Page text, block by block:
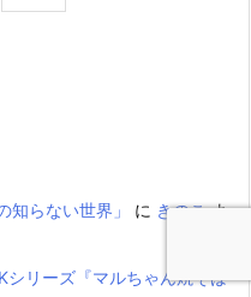
知らない世界」
に きのこよ
シリーズ『マルちゃん焼そば